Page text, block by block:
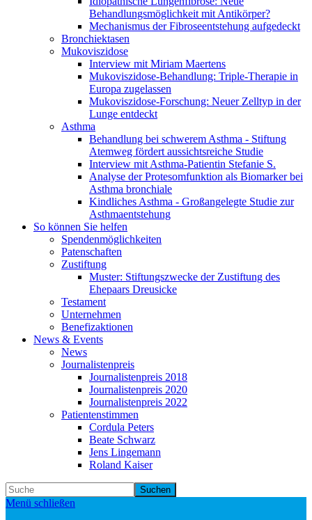
Behandlungsmöglichkeit mit Antikörper?
Mechanismus der Fibroseentstehung aufgedeckt
Bronchiektasen
Mukoviszidose
Interview mit Miriam Maertens
Mukoviszidose-Behandlung: Triple-Therapie in
Europa zugelassen
Mukoviszidose-Forschung: Neuer Zelltyp in der
Lunge entdeckt
Asthma
Behandlung bei schwerem Asthma - Stiftung
Atemweg fördert aussichtsreiche Studie
Interview mit Asthma-Patientin Stefanie S.
Analyse der Protesomfunktion als Biomarker bei
Asthma bronchiale
Kindliches Asthma - Großangelegte Studie zur
Asthmaentstehung
So können Sie helfen
Spendenmöglichkeiten
Patenschaften
Zustiftung
Muster: Stiftungszwecke der Zustiftung des
Ehepaars Dreusicke
Testament
Unternehmen
Benefizaktionen
News & Events
News
Journalistenpreis
Journalistenpreis 2018
Journalistenpreis 2020
Journalistenpreis 2022
Patientenstimmen
Cordula Peters
Beate Schwarz
Jens Lingemann
Roland Kaiser
Suchen
Menü schließen